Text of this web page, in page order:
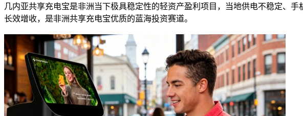
几内亚共享充电宝是非洲当下极具稳定性的轻资产盈利项目，当地供电不稳定、
长效增收，是非洲共享充电宝优质的蓝海投资赛道。